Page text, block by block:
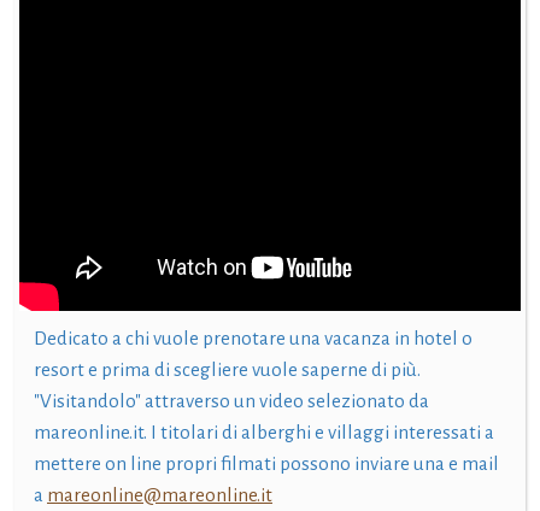
Dedicato a chi vuole prenotare una vacanza in hotel o
resort e prima di scegliere vuole saperne di più.
"Visitandolo" attraverso un video selezionato da
mareonline.it. I titolari di alberghi e villaggi interessati a
mettere on line propri filmati possono inviare una e mail
a mareonline@mareonline.it